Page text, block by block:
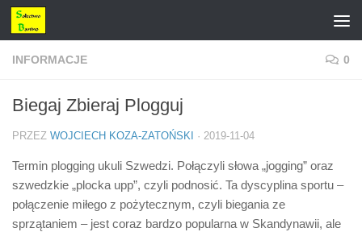
Przejdź do treści
INFORMACJE 0
Biegaj Zbieraj Plogguj
PRZEZ WOJCIECH KOZA-ZATOŃSKI · 2019-11-04
Termin plogging ukuli Szwedzi. Połączyli słowa „jogging” oraz
szwedzkie „plocka upp”, czyli podnosić. Ta dyscyplina sportu –
połączenie miłego z pożytecznym, czyli biegania ze
sprzątaniem – jest coraz bardzo popularna w Skandynawii, ale